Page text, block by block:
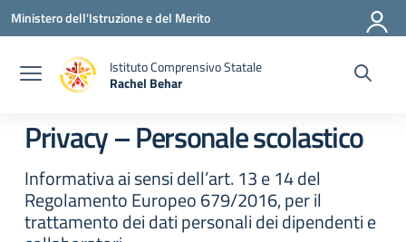
Vai ai contenuti
Vai al menu di navigazione
Vai al footer
Ministero dell'Istruzione e del Merito
Istituto Comprensivo Statale
Rachel Behar
Privacy – Personale scolastico
Informativa ai sensi dell’art. 13 e 14 del
Regolamento Europeo 679/2016, per il
trattamento dei dati personali dei dipendenti e